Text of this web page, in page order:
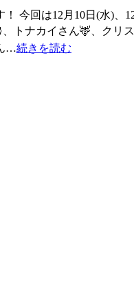
今回は12月10日(水)
トナカイさん🦌、ク
…続きを読む